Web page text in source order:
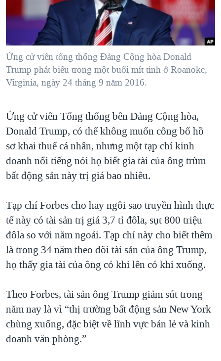
"Tìm"NGƯỜI VIỆT HẢI NGOẠI
ĐỜI SỐNG
KINH TẾ
KHOA HỌC
SỨC KHOẺ
THỂ THAO
GIÁO DỤC
HÀNH TRÌNH BẦU CỬ 2024
MỘT NĂM CHIẾN TRANH TẠI DẢI GAZA
GIẢI MÃ VÀNH ĐAI & CON ĐƯỜNG
NGÀY TỊ NẠN THẾ GIỚI
CHI PHÍ CHIẾN TRANH AFGHANISTAN
CÁC GIÁ TRỊ CỘNG HÒA Ở VIỆT NAM
THƯỢNG ĐỈNH TRUMP-KIM TẠI VIỆT NAM
TRỊNH VĨNH BÌNH VS. CHÍNH PHỦ VIỆT NAM
BÊN KIA QUỐC LỘ: TIẾNG VỌNG TỪ NÔNG THÔN MỸ
QUAN HỆ VIỆT MỸ
MẠNG XÃ HỘI
Ứng cử viên tổng thống Đảng Cộng hòa Donald
Trump phát biểu trong một buổi mít tinh ở Roanoke,
Virginia, ngày 24 tháng 9 năm 2016.
Ứng cử viên Tổng thống bên Đảng Cộng hòa,
Donald Trump, có thể không muốn công bố hồ
sơ khai thuế cá nhân, nhưng một tạp chí kinh
doanh nổi tiếng nói họ biết gia tài của ông trùm
bất động sản này trị giá bao nhiêu.
Tạp chí Forbes cho hay ngôi sao truyền hình thực
tế này có tài sản trị giá 3,7 tỉ đôla, sụt 800 triệu
đôla so với năm ngoái. Tạp chí này cho biết thêm
là trong 34 năm theo dõi tài sản của ông Trump,
họ thấy gia tài của ông có khi lên có khi xuống.
Theo Forbes, tài sản ông Trump giảm sút trong
năm nay là vì “thị trường bất động sản New York
chùng xuống, đặc biệt về lĩnh vực bán lẻ và kinh
doanh văn phòng.”